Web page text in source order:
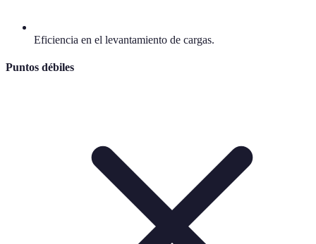
Eficiencia en el levantamiento de cargas.
Puntos débiles